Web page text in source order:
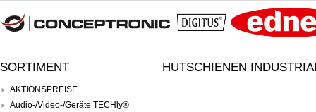
SORTIMENT
AKTIONSPREISE
Audio-/Video-/Geräte TECHly®
HUTSCHIENEN